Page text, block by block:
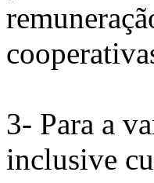
3- Para a
inclusive